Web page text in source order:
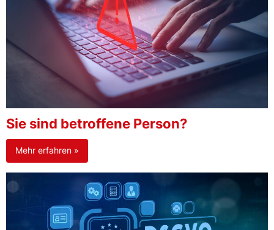
Sie sind betroffene Person?
Mehr erfahren »